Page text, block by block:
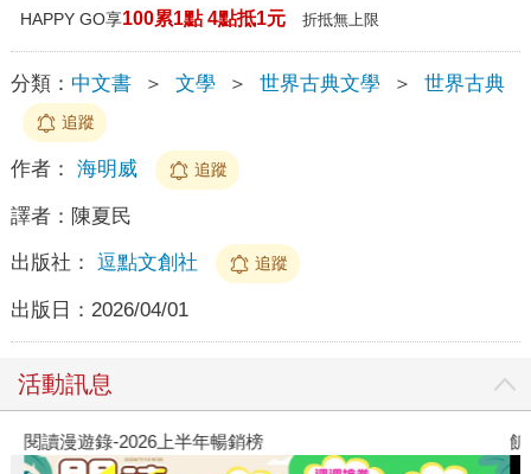
HAPPY GO享100累1點 4點抵1元 折抵無上限
分類： 中文書 ＞ 文學 ＞ 世界古典文學 ＞ 世界古典
追蹤
作者： 海明威 追蹤
譯者： 陳夏民
出版社： 逗點文創社 追蹤
出版日： 2026/04/01
活動訊息
閱讀漫遊錄-2026上半年暢銷榜 飢